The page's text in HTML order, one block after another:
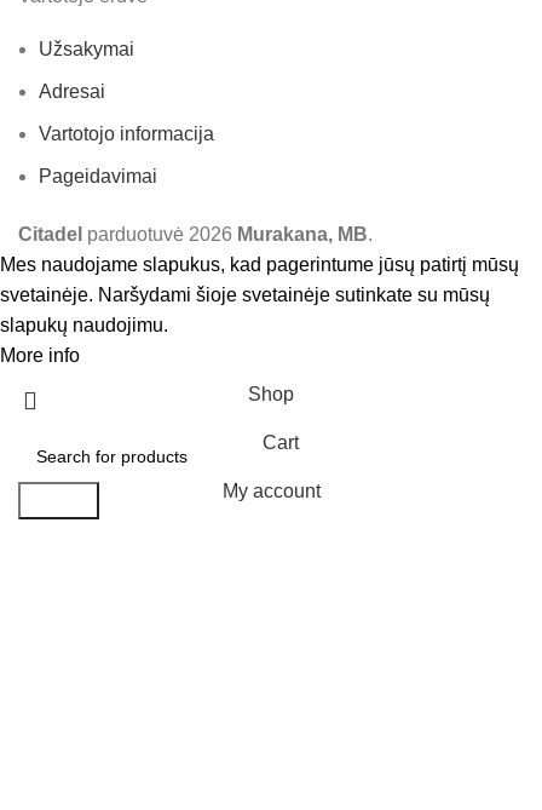
Užsakymai
Adresai
Vartotojo informacija
Pageidavimai
Citadel parduotuvė 2026 Murakana, MB.
Mes naudojame slapukus, kad pagerintume jūsų patirtį mūsų
svetainėje. Naršydami šioje svetainėje sutinkate su mūsų
slapukų naudojimu.
More info
Shop
Cart
My account